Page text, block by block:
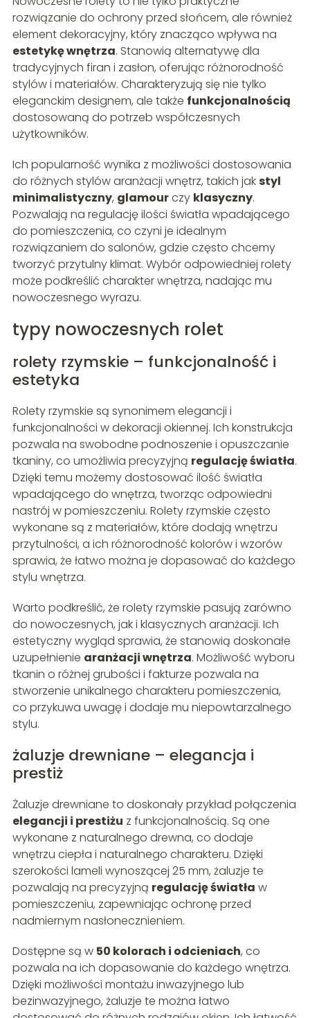
rozwiązanie do ochrony przed słońcem, ale również
element dekoracyjny, który znacząco wpływa na
estetykę wnętrza. Stanowią alternatywę dla
tradycyjnych firan i zasłon, oferując różnorodność
stylów i materiałów. Charakteryzują się nie tylko
eleganckim designem, ale także funkcjonalnością
dostosowaną do potrzeb współczesnych
użytkowników.
Ich popularność wynika z możliwości dostosowania
do różnych stylów aranżacji wnętrz, takich jakstyl
minimalistyczny, glamourczy klasyczny.
Pozwalają na regulację ilości światła wpadającego
do pomieszczenia, co czyni je idealnym
rozwiązaniem do salonów, gdzie często chcemy
tworzyć przytulny klimat. Wybór odpowiedniej rolety
może podkreślić charakter wnętrza, nadając mu
nowoczesnego wyrazu.
typy nowoczesnych rolet
rolety rzymskie – funkcjonalność i
estetyka
Rolety rzymskie są synonimem elegancji i
funkcjonalności w dekoracji okiennej. Ich konstrukcja
pozwala na swobodne podnoszenie i opuszczanie
tkaniny, co umożliwia precyzyjną regulację światła.
Dzięki temu możemy dostosować ilość światła
wpadającego do wnętrza, tworząc odpowiedni
nastrój w pomieszczeniu. Rolety rzymskie często
wykonane są z materiałów, które dodają wnętrzu
przytulności, a ich różnorodność kolorów i wzorów
sprawia, że łatwo można je dopasować do każdego
stylu wnętrza.
Warto podkreślić, że rolety rzymskie pasują zarówno
do nowoczesnych, jak i klasycznych aranżacji. Ich
estetyczny wygląd sprawia, że stanowią doskonałe
uzupełnienie aranżacji wnętrza. Możliwość wyboru
tkanin o różnej grubości i fakturze pozwala na
stworzenie unikalnego charakteru pomieszczenia,
co przykuwa uwagę i dodaje mu niepowtarzalnego
stylu.
żaluzje drewniane – elegancja i
prestiż
Żaluzje drewniane to doskonały przykład połączenia
elegancji i prestiżu z funkcjonalnością. Są one
wykonane z naturalnego drewna, co dodaje
wnętrzu ciepła i naturalnego charakteru. Dzięki
szerokości lameli wynoszącej 25 mm, żaluzje te
pozwalają na precyzyjną regulację światła w
pomieszczeniu, zapewniając ochronę przed
nadmiernym nasłonecznieniem.
Dostępne są w 50 kolorach i odcieniach, co
pozwala na ich dopasowanie do każdego wnętrza.
Dzięki możliwości montażu inwazyjnego lub
bezinwazyjnego, żaluzje te można łatwo